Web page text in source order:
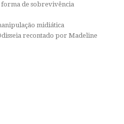
forma de sobrevivência
midiática
recontado por Madeline